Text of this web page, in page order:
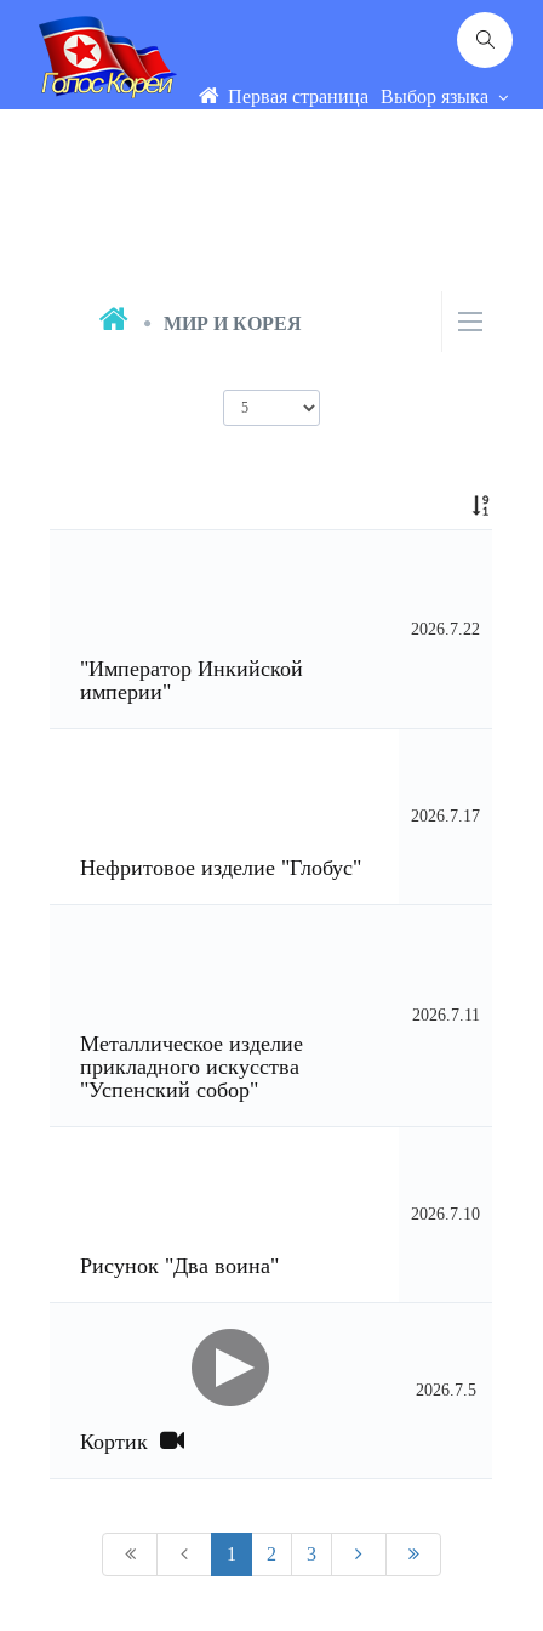
Первая страница Выбор языка
МИР И КОРЕЯ
"Император Инкийской
империи"
2026.7.22
Нефритовое изделие "Глобус"
2026.7.17
Металлическое изделие
прикладного искусства
"Успенский собор"
2026.7.11
Рисунок "Два воина"
2026.7.10
Кортик
2026.7.5
1 2 3